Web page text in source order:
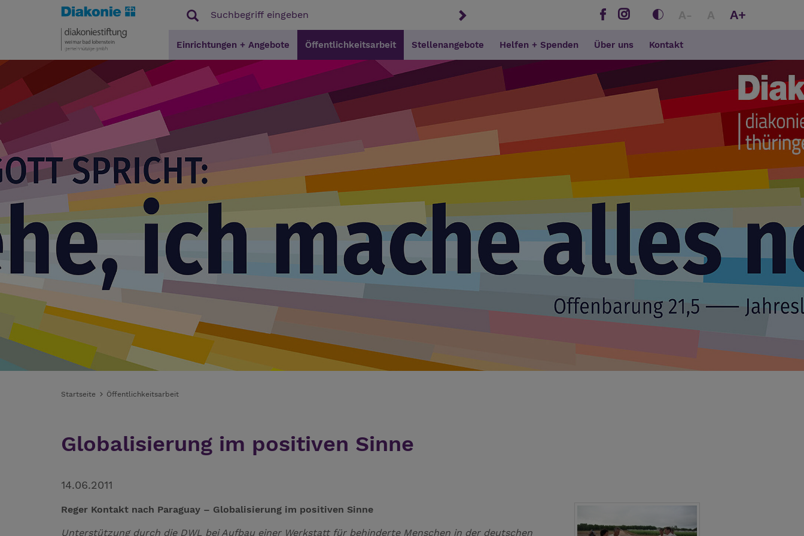
A- A A+
Einrichtungen + Angebote Öffentlichkeitsarbeit Stellenangebote Helfen + Spenden Über uns Kontakt
Startseite Öffentlichkeitsarbeit
Globalisierung im positiven Sinne
14.06.2011
Reger Kontakt nach Paraguay – Globalisierung im positiven Sinne
Unterstützung durch die DWL bei Aufbau einer Werkstatt für behinderte Menschen in der deutschen